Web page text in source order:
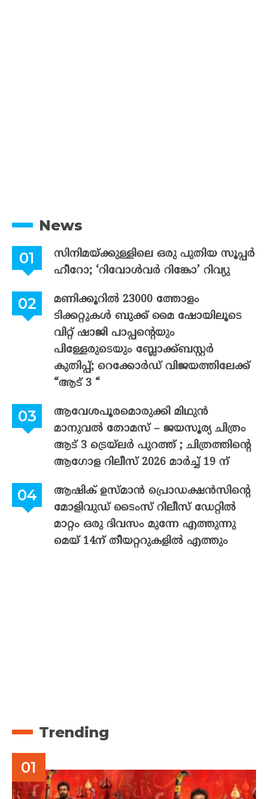
News
സിനിമയ്ക്കുള്ളിലെ ഒരു പുതിയ സൂപ്പർ
ഹീറോ; ‘റിവോൾവർ റിങ്കോ’ റിവ്യു
മണിക്കൂറിൽ 23000 ത്തോളം
ടിക്കറ്റുകൾ ബുക്ക് മൈ ഷോയിലൂടെ
വിറ്റ് ഷാജി പാപ്പന്റെയും
പിള്ളേരുടെയും ബ്ലോക്ക്ബസ്റ്റർ
കുതിപ്പ്; റെക്കോർഡ് വിജയത്തിലേക്ക്
“ആട് 3 “
ആവേശപൂരമൊരുക്കി മിഥുൻ
മാനുവൽ തോമസ് – ജയസൂര്യ ചിത്രം
ആട് 3 ട്രെയ്‌ലർ പുറത്ത് ; ചിത്രത്തിന്റെ
ആഗോള റിലീസ് 2026 മാർച്ച് 19 ന്
ആഷിക് ഉസ്മാൻ പ്രൊഡക്ഷൻസിന്റെ
മോളിവുഡ് ടൈംസ് റിലീസ് ഡേറ്റിൽ
മാറ്റം ഒരു ദിവസം മുന്നേ എത്തുന്നു
മെയ് 14ന് തീയറ്ററുകളിൽ എത്തും
Trending